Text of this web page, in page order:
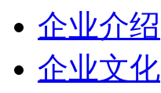
企业介绍
企业文化